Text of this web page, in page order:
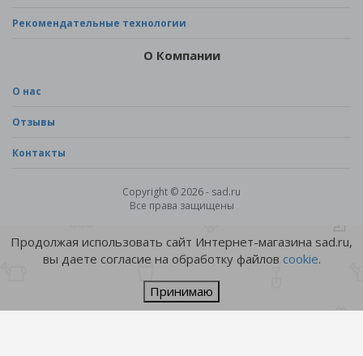
Рекомендательные технологии
О Компании
О нас
Отзывы
Контакты
Copyright © 2026 - sad.ru
Все права защищены
Продолжая использовать сайт Интернет-магазина sad.ru,
вы даете согласие на обработку файлов cookie.
Принимаю